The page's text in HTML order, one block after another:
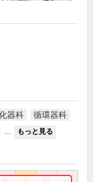
器科
循環器科
もっと見る